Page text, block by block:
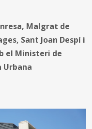
Malgrat de
Sant Joan Despí i
el Ministeri de